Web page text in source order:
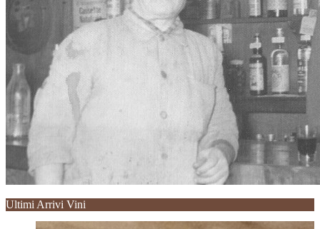
Ultimi Arrivi Vini